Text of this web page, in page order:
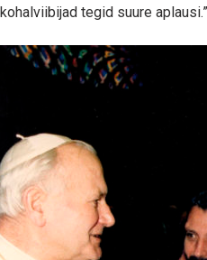
tegid suure aplausi.”